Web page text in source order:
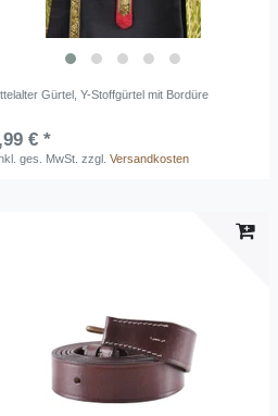
Gürtel, Y-Stoffgürtel mit Bordüre
€ *
ges. MwSt. zzgl.Versandkosten